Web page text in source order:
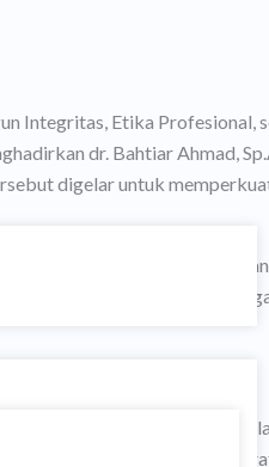
Integritas, Etika Profesional,
dr. Bahtiar Ahmad,
digelar untuk
terutama ketika
penata anestesi harus
sebelum, selama, dan
hingga observasi